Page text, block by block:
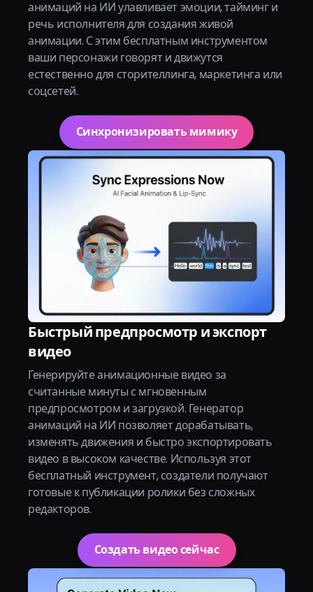
анимаций на ИИ улавливает эмоции, тайминг и
речь исполнителя для создания живой
анимации. С этим бесплатным инструментом
ваши персонажи говорят и движутся
естественно для сторителлинга, маркетинга или
соцсетей.
Синхронизировать мимику
Быстрый предпросмотр и экспорт
видео
Генерируйте анимационные видео за
считанные минуты с мгновенным
предпросмотром и загрузкой. Генератор
анимаций на ИИ позволяет дорабатывать,
изменять движения и быстро экспортировать
видео в высоком качестве. Используя этот
бесплатный инструмент, создатели получают
готовые к публикации ролики без сложных
редакторов.
Создать видео сейчас